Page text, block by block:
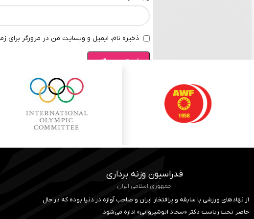
ذخیره نام، ایمیل و وبسایت من در مرورگر برای
فدراسیون وزنه برداری
جمهوری اسلامی ایران
از نهادهای ورزشی با سابقه و پرافتخار ایران و صاحب آوازه در دنیا بوده که در حال
حاضر تحت ریاست دکتر «سجاد انوشیروانی» اداره می‌شود.